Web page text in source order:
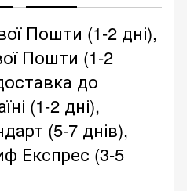
Пошти (1-2 дні),
Пошти (1-2
до
(1-2 дні),
(5-7 днів),
Експрес (3-5